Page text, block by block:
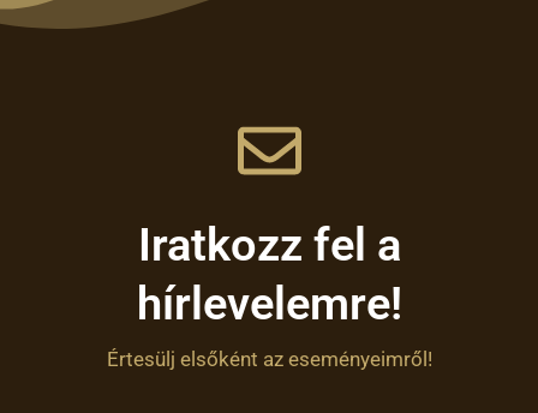
Iratkozz fel a
hírlevelemre!
Értesülj elsőként az eseményeimről!